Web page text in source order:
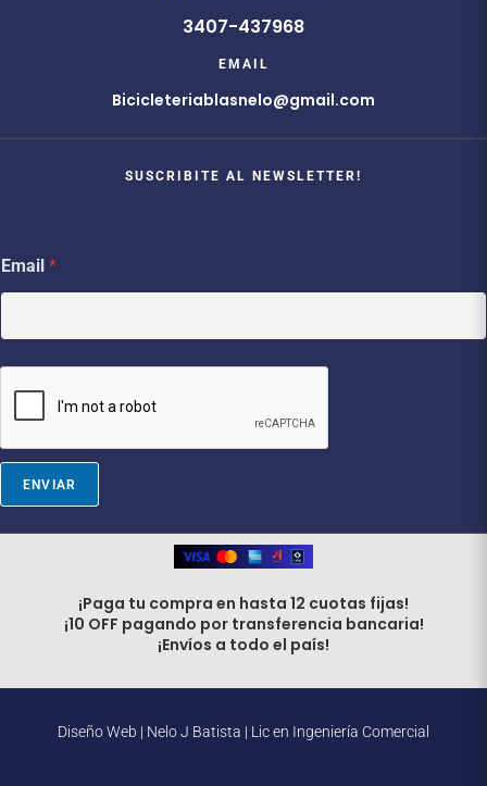
3407-437968
EMAIL
Bicicleteriablasnelo@gmail.com
SUSCRIBITE AL NEWSLETTER!
m
a
l
E
m
Email *
ENVIAR
¡Paga tu compra en hasta 12 cuotas fijas!
¡10 OFF pagando por transferencia bancaria!
¡Envíos a todo el país!
Diseño Web | Nelo J Batista | Lic en Ingeniería Comercial